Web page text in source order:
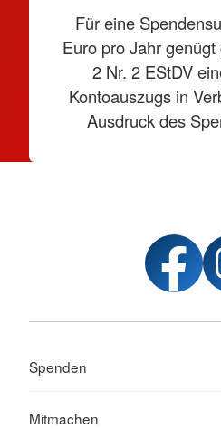
Für eine
Euro pro Jahr
2 Nr. 2 EStDV
Kontoauszugs in
Ausdruck des
Spenden
Mitmachen